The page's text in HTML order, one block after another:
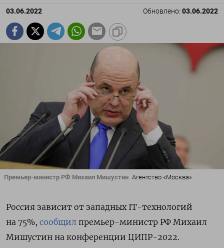
03.06.2022 Обновлено: 03.06.2022
Премьер-министр РФ Михаил Мишустин Агентство «Москва»
Россия зависит от западных IT-технологий
на 75%, сообщил премьер-министр РФ Михаил
Мишустин на конференции ЦИПР-2022.